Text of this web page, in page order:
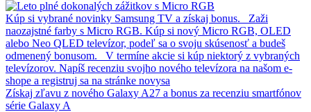
Kúp si vybrané novinky Samsung TV a získaj bonus. Zaži
naozajstné farby s Micro RGB. Kúp si nový Micro RGB, OLED
alebo Neo QLED televízor, podeľ sa o svoju skúsenosť a budeš
odmenený bonusom. V termíne akcie si kúp niektorý z vybraných
televízorov. Napíš recenziu svojho nového televízora na našom e-
shope a registruj sa na stránke novysa
Získaj zľavu z nového Galaxy A27 a bonus za recenziu smartfónov
série Galaxy A